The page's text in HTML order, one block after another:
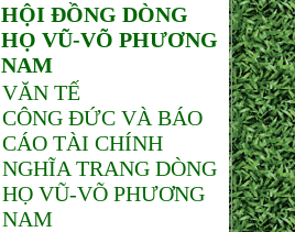
HỘI ĐỒNG DÒNG
HỌ VŨ-VÕ PHƯƠNG
NAM
VĂN TẾ
CÔNG ĐỨC VÀ BÁO
CÁO TÀI CHÍNH
NGHĨA TRANG DÒNG
HỌ VŨ-VÕ PHƯƠNG
NAM